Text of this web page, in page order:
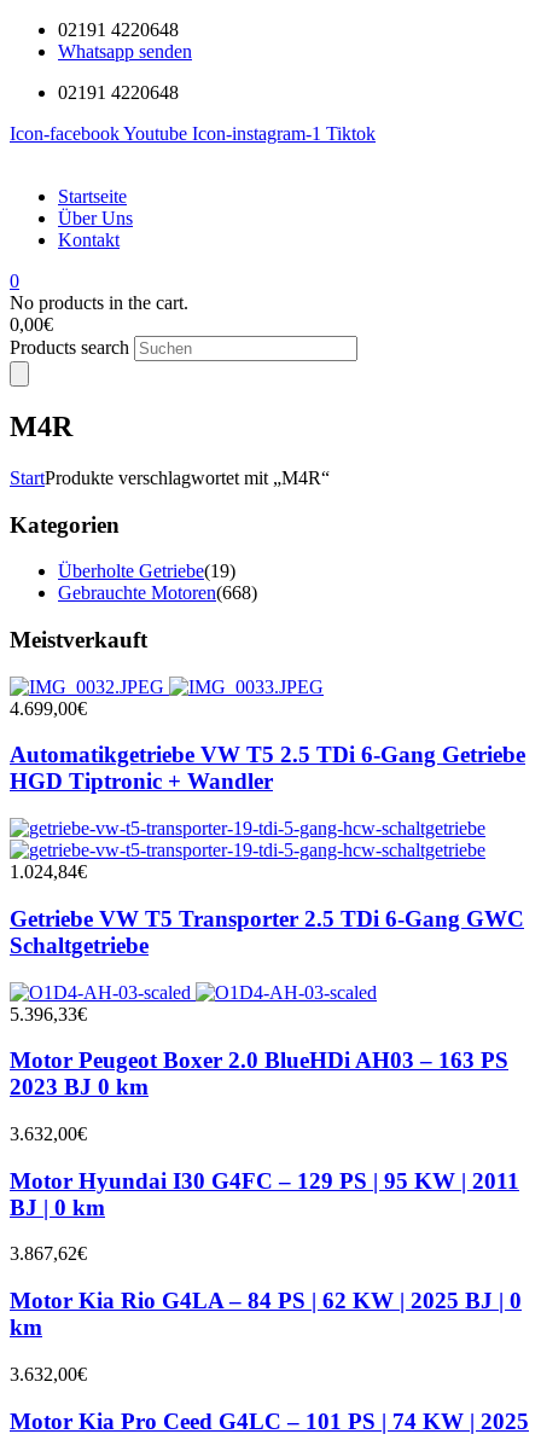
02191 4220648
Whatsapp senden
02191 4220648
Icon-facebookYoutube Icon-instagram-1 Tiktok
Startseite
Über Uns
Kontakt
0
No products in the cart.
0,00€
Products search
M4R
StartProdukte verschlagwortet mit „M4R“
Kategorien
Überholte Getriebe(19)
Gebrauchte Motoren(668)
Meistverkauft
4.699,00€
Automatikgetriebe VW T5 2.5 TDi 6-Gang Getriebe
HGD Tiptronic + Wandler
1.024,84€
Getriebe VW T5 Transporter 2.5 TDi 6-Gang GWC
Schaltgetriebe
5.396,33€
Motor Peugeot Boxer 2.0 BlueHDi AH03 – 163 PS
2023 BJ 0 km
3.632,00€
Motor Hyundai I30 G4FC – 129 PS | 95 KW | 2011
BJ | 0 km
3.867,62€
Motor Kia Rio G4LA – 84 PS | 62 KW | 2025 BJ | 0
km
3.632,00€
Motor Kia Pro Ceed G4LC – 101 PS | 74 KW | 2025